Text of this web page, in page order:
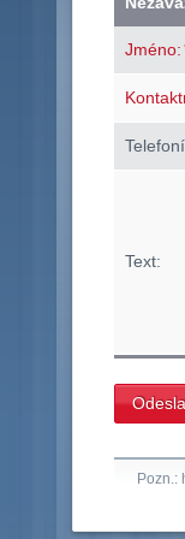
Jméno:
Text:
Pozn.: